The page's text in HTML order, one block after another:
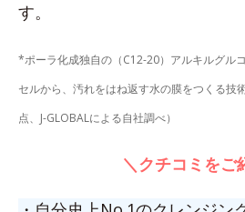
す。
*ポーラ化成独自の（C12-20）アルキルグル
セルから、汚れをはね返す水の膜をつくる技
点、J-GLOBALによる自社調べ）
＼クチコミをご